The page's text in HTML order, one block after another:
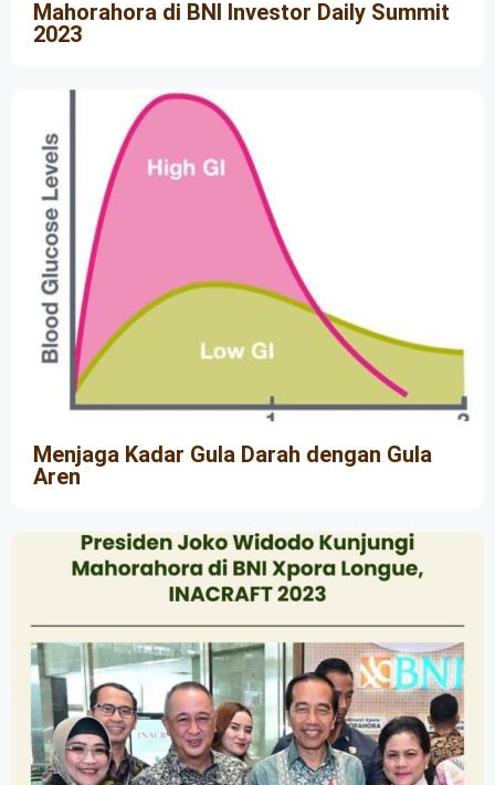
Mahorahora di BNI Investor Daily Summit
2023
Menjaga Kadar Gula Darah dengan Gula
Aren